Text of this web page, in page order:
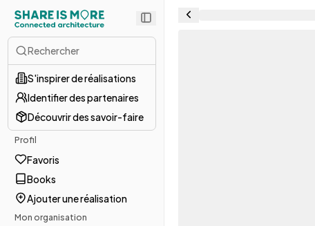
Rechercher
S'inspirer de réalisations
Identifier des partenaires
Découvrir des savoir-faire
Profil
Favoris
Books
Ajouter une réalisation
Mon organisation